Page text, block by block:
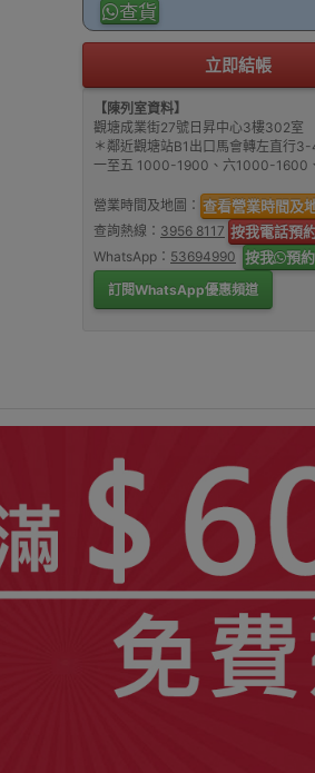
查貨
立即結帳
【陳列室資料】
觀塘成業街27號日昇中心3樓302室
＊鄰近觀塘站B1出口馬會轉左直行
一至五 1000-1900、六1000-1600
營業時間及地圖： 查看營業時間及
查詢熱線： 3956 8117 按我電話預
WhatsApp： 53694990 按我 預
訂閱WhatsApp優惠頻道